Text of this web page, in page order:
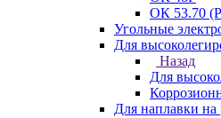
ОК 53.70
Угольные
Для
Назад
Для
Для наплавки на